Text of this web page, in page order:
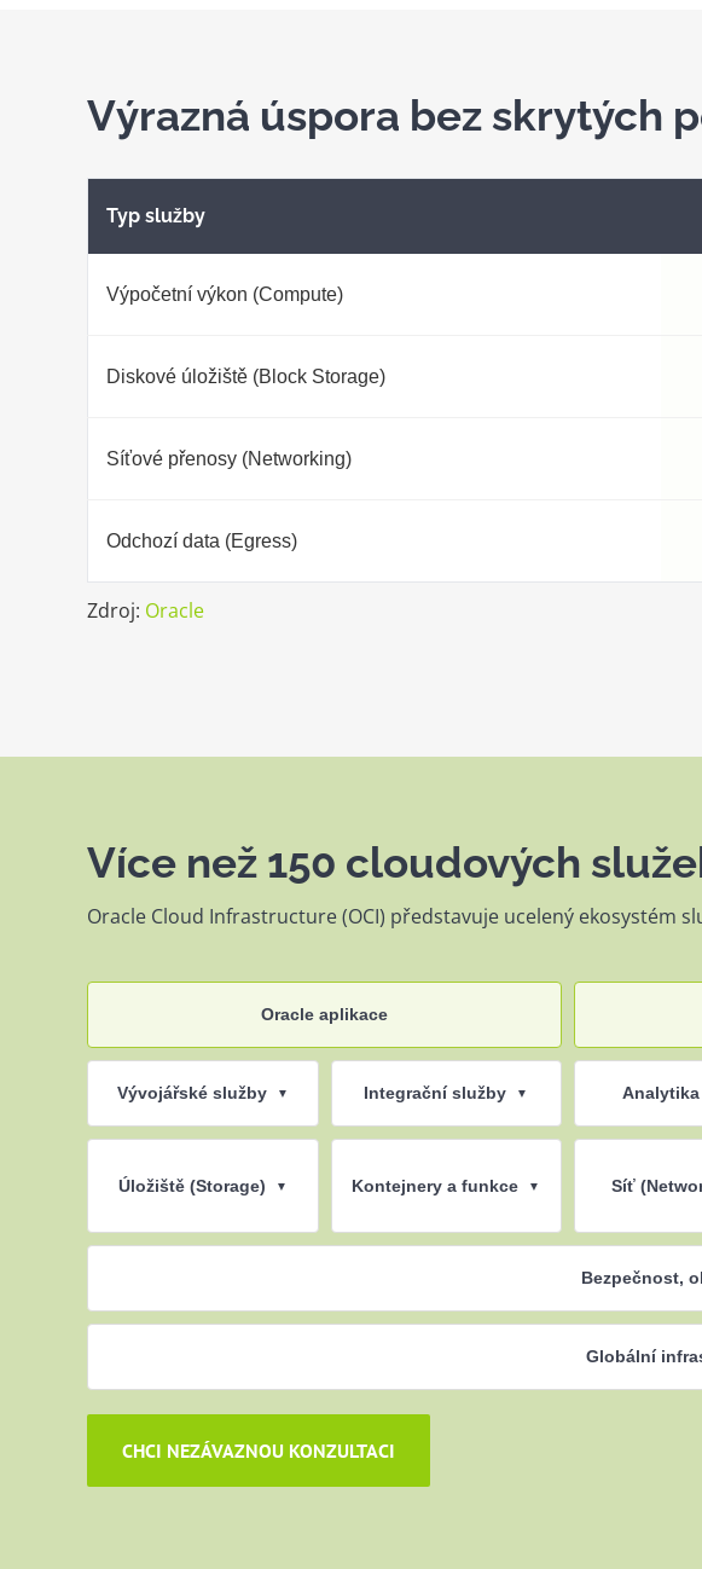
Výrazná úspora bez skrytých
Typ služby
Výpočetní výkon (Compute)
Diskové úložiště (Block Storage)
Síťové přenosy (Networking)
Odchozí data (Egress)
Zdroj: Oracle
Více než 150 cloudových
Oracle Cloud Infrastructure (OCI) představuje ucelený ekosystém
Oracle aplikace
Vývojářské služby ▼ Integrační služby ▼ Analytika
Úložiště (Storage) ▼ Kontejnery a funkce ▼ Síť
Bezpečnost,
Globální
CHCI NEZÁVAZNOU KONZULTACI